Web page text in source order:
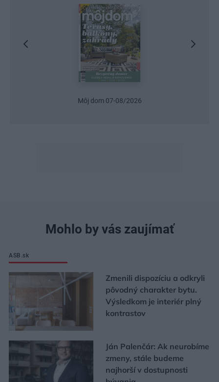
Urob si sám 6/2026
Mohlo by vás zaujímať
ASB.sk
Zmenili dispozíciu a odkryli
pôvodný charakter bytu.
Výsledkom je interiér plný
kontrastov
Ján Palenčár: Ak neurobíme
zmeny, stále budeme
najhorší v dostupnosti